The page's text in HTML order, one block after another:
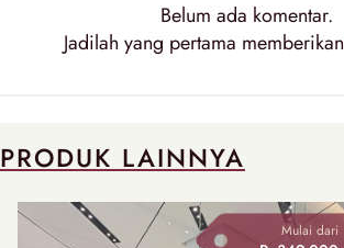
Belum ada komentar.
Jadilah yang pertama memberikan
PRODUK LAINNYA
Mulai dari